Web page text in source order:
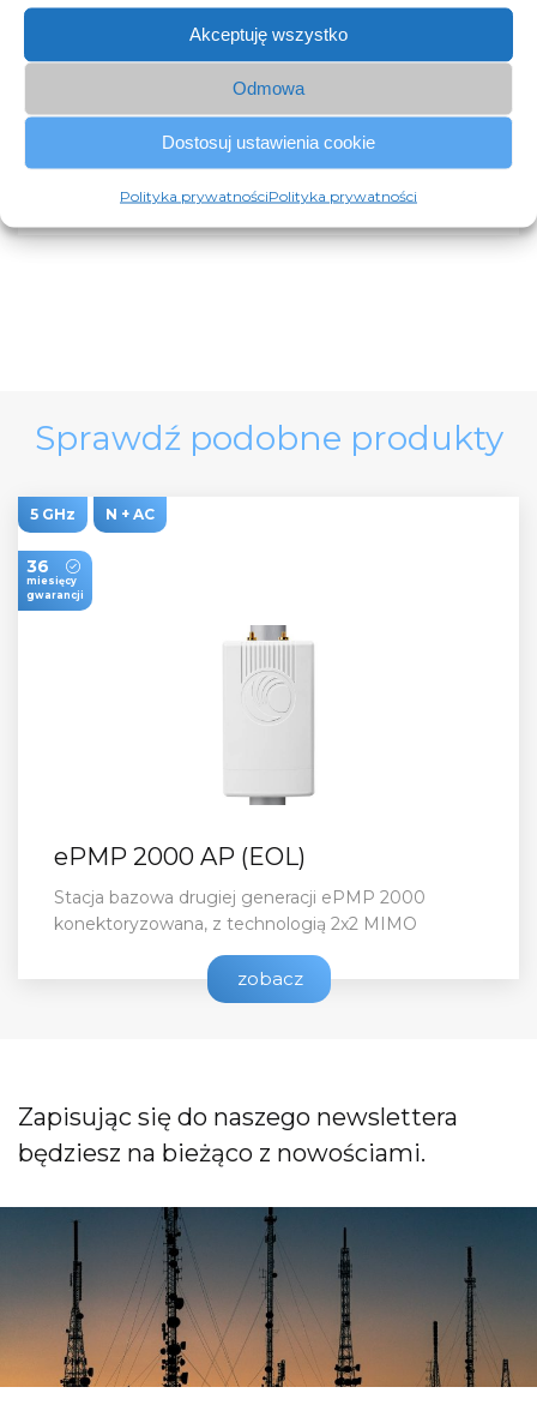
Akceptuję wszystko
Odmowa
Dostosuj ustawienia cookie
Polityka prywatnościPolityka prywatności
Przyjazna dla instalatorów
Mała, kompaktowa konstrukcja, zintegrowany i dobrze
Sprawdź podobne produkty
5 GHz N + AC
36
miesięcy
gwarancji
ePMP 2000 AP (EOL)
Stacja bazowa drugiej generacji ePMP 2000
konektoryzowana, z technologią 2x2 MIMO
zobacz
Zapisując się do naszego newslettera
będziesz na bieżąco z nowościami.